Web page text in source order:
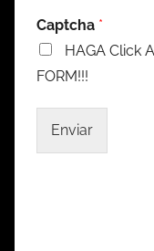
Captcha *
HAGA Click
FORM!!!
Enviar